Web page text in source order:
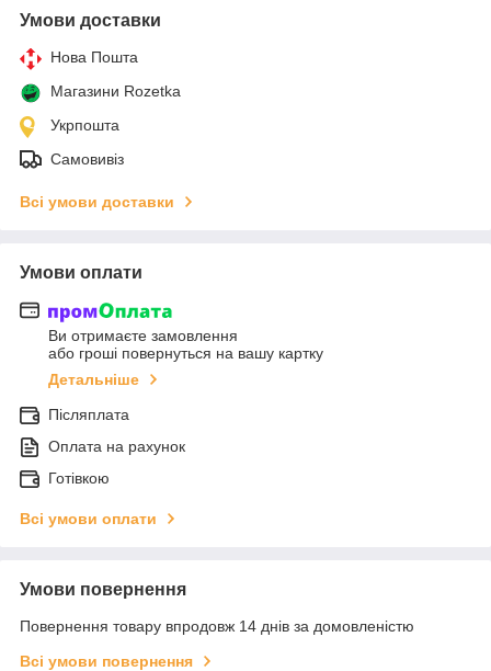
Умови доставки
Нова Пошта
Магазини Rozetka
Укрпошта
Самовивіз
Всі умови доставки
Умови оплати
Ви отримаєте замовлення
або гроші повернуться на вашу картку
Детальніше
Післяплата
Оплата на рахунок
Готівкою
Всі умови оплати
Умови повернення
Повернення товару впродовж 14 днів за домовленістю
Всі умови повернення